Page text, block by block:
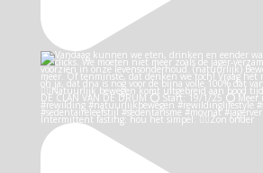
Intermittent fasting: hou het simpel: 👉🏻Zon onder